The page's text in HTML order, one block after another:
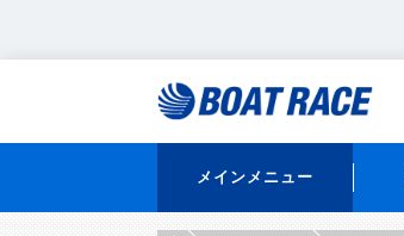
メインメニュー